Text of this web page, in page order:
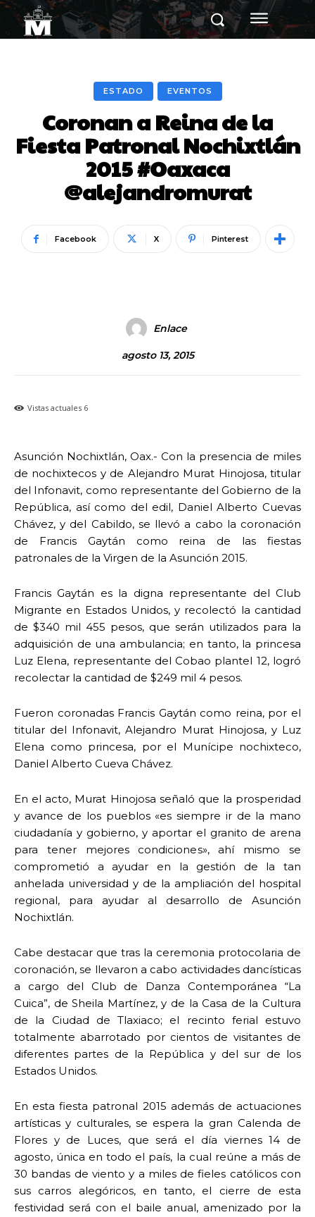
ESTADO EVENTOS
Coronan a Reina de la
Fiesta Patronal Nochixtlán
2015 #Oaxaca
@alejandromurat
Facebook X Pinterest
Enlace
agosto 13, 2015
Vistas actuales 6
Asunción Nochixtlán, Oax.- Con la presencia de miles
de nochixtecos y de Alejandro Murat Hinojosa, titular
del Infonavit, como representante del Gobierno de la
República, así como del edil, Daniel Alberto Cuevas
Chávez, y del Cabildo, se llevó a cabo la coronación
de Francis Gaytán como reina de las fiestas
patronales de la Virgen de la Asunción 2015.
Francis Gaytán es la digna representante del Club
Migrante en Estados Unidos, y recolectó la cantidad
de $340 mil 455 pesos, que serán utilizados para la
adquisición de una ambulancia; en tanto, la princesa
Luz Elena, representante del Cobao plantel 12, logró
recolectar la cantidad de $249 mil 4 pesos.
Fueron coronadas Francis Gaytán como reina, por el
titular del Infonavit, Alejandro Murat Hinojosa, y Luz
Elena como princesa, por el Munícipe nochixteco,
Daniel Alberto Cueva Chávez.
En el acto, Murat Hinojosa señaló que la prosperidad
y avance de los pueblos «es siempre ir de la mano
ciudadanía y gobierno, y aportar el granito de arena
para tener mejores condiciones», ahí mismo se
comprometió a ayudar en la gestión de la tan
anhelada universidad y de la ampliación del hospital
regional, para ayudar al desarrollo de Asunción
Nochixtlán.
Cabe destacar que tras la ceremonia protocolaria de
coronación, se llevaron a cabo actividades dancísticas
a cargo del Club de Danza Contemporánea “La
Cuica”, de Sheila Martínez, y de la Casa de la Cultura
de la Ciudad de Tlaxiaco; el recinto ferial estuvo
totalmente abarrotado por cientos de visitantes de
diferentes partes de la República y del sur de los
Estados Unidos.
En esta fiesta patronal 2015 además de actuaciones
artísticas y culturales, se espera la gran Calenda de
Flores y de Luces, que será el día viernes 14 de
agosto, única en todo el país, la cual reúne a más de
30 bandas de viento y a miles de fieles católicos con
sus carros alegóricos, en tanto, el cierre de esta
festividad será con el baile anual, amenizado por la